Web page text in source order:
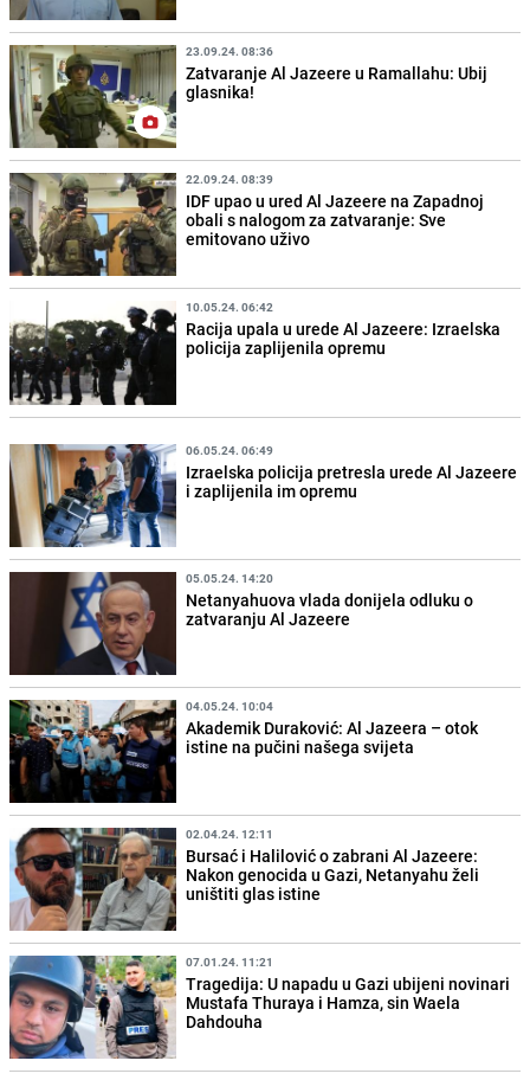
23.09.24. 08:36
Zatvaranje Al Jazeere u Ramallahu: Ubij
glasnika!
22.09.24. 08:39
IDF upao u ured Al Jazeere na Zapadnoj
obali s nalogom za zatvaranje: Sve
emitovano uživo
10.05.24. 06:42
Racija upala u urede Al Jazeere: Izraelska
policija zaplijenila opremu
06.05.24. 06:49
Izraelska policija pretresla urede Al Jazeere
i zaplijenila im opremu
05.05.24. 14:20
Netanyahuova vlada donijela odluku o
zatvaranju Al Jazeere
04.05.24. 10:04
Akademik Duraković: Al Jazeera – otok
istine na pučini našega svijeta
02.04.24. 12:11
Bursać i Halilović o zabrani Al Jazeere:
Nakon genocida u Gazi, Netanyahu želi
uništiti glas istine
07.01.24. 11:21
Tragedija: U napadu u Gazi ubijeni novinari
Mustafa Thuraya i Hamza, sin Waela
Dahdouha